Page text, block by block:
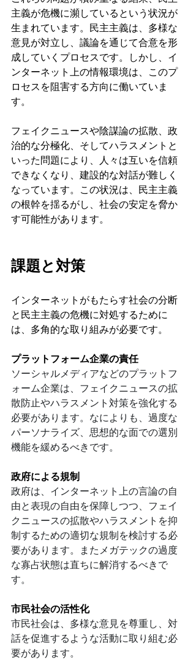
主義が危機に瀕しているという状況が
生まれています。民主主義は、多様な
意見が対立し、議論を通じて合意を形
成していくプロセスです。しかし、イ
ンターネット上の情報環境は、このプ
ロセスを阻害する方向に働いていま
す。
フェイクニュースや陰謀論の拡散、政
治的な分極化、そしてハラスメントと
いった問題により、人々は互いを信頼
できなくなり、建設的な対話が難しく
なっています。この状況は、民主主義
の根幹を揺るがし、社会の安定を脅か
す可能性があります。
課題と対策
インターネットがもたらす社会の分断
と民主主義の危機に対処するために
は、多角的な取り組みが必要です。
プラットフォーム企業の責任
ソーシャルメディアなどのプラットフ
ォーム企業は、フェイクニュースの拡
散防止やハラスメント対策を強化する
必要があります。なによりも、過度な
パーソナライズ、思想的な面での選別
機能を緩めるべきです。
政府による規制
政府は、インターネット上の言論の自
由と表現の自由を保障しつつ、フェイ
クニュースの拡散やハラスメントを抑
制するための適切な規制を検討する必
要があります。またメガテックの過度
な寡占状態は直ちに解消するべきで
す。
市民社会の活性化
市民社会は、多様な意見を尊重し、対
話を促進するような活動に取り組む必
要があります。